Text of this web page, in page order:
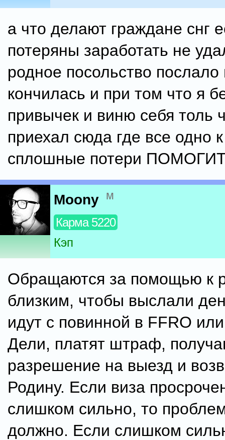
а что делают граждане снг
потеряны заработать не
родное посольство послало
кончилась и при том что я
привычек и виню себя толь
приехал сюда где все одно
сплошные потери
Moony м
Карма 5220
Кэп
Обращаются за помощью к
близким, чтобы выслали
идут с повинной в FFRO
Дели, платят штраф,
разрешение на выезд и
Родину. Если виза
слишком сильно, то
должно. Если слишком